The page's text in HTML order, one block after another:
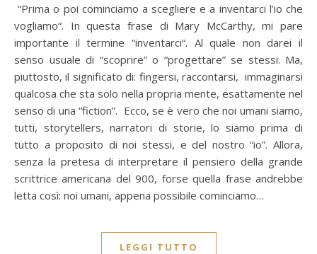
“Prima o poi cominciamo a scegliere e a inventarci l’io che
vogliamo“. In questa frase di Mary McCarthy, mi pare
importante il termine “inventarci“. Al quale non darei il
senso usuale di “scoprire” o “progettare” se stessi. Ma,
piuttosto, il significato di: fingersi, raccontarsi, immaginarsi
qualcosa che sta solo nella propria mente, esattamente nel
senso di una “fiction”. Ecco, se è vero che noi umani siamo,
tutti, storytellers, narratori di storie, lo siamo prima di
tutto a proposito di noi stessi, e del nostro “io”. Allora,
senza la pretesa di interpretare il pensiero della grande
scrittrice americana del 900, forse quella frase andrebbe
letta così: noi umani, appena possibile cominciamo…
LEGGI TUTTO